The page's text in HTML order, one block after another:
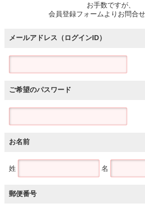
お手数ですが、
会員登録フォームよりお問合せ
メールアドレス（ログインID）
ご希望のパスワード
お名前
姓 名
郵便番号